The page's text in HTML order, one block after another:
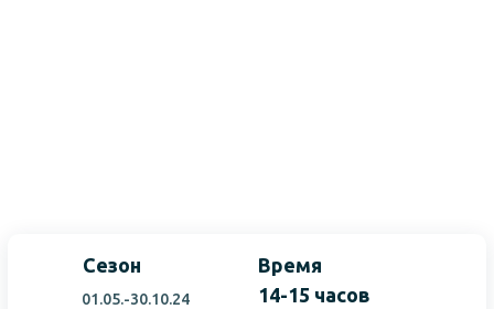
Сезон
01.05.-30.10.24
Время
14-15 часов